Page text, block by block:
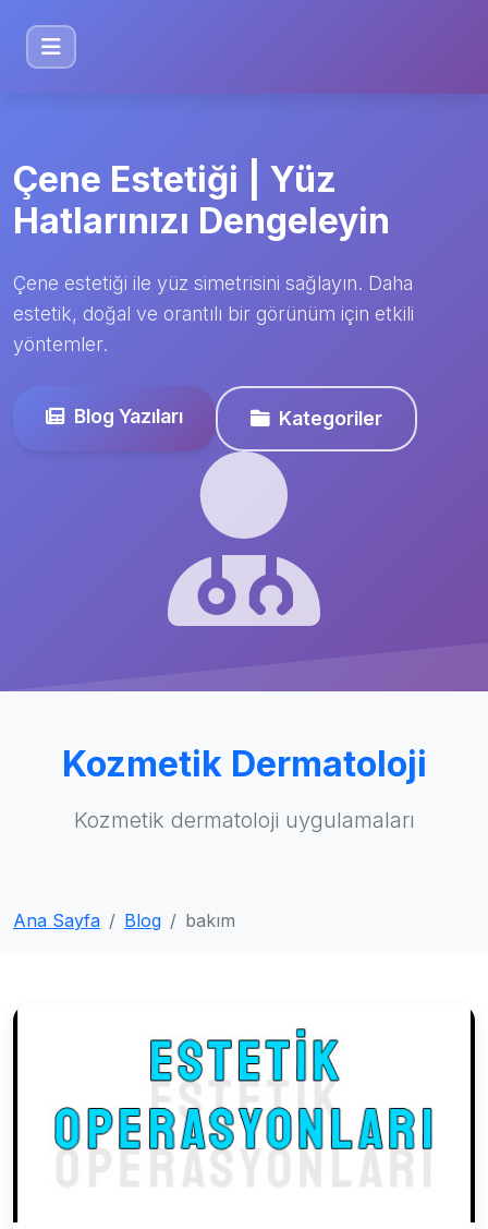
Çene Estetiği | Yüz
Hatlarınızı Dengeleyin
Çene estetiği ile yüz simetrisini sağlayın. Daha
estetik, doğal ve orantılı bir görünüm için etkili
yöntemler.
Blog Yazıları Kategoriler
Kozmetik Dermatoloji
Kozmetik dermatoloji uygulamaları
Ana Sayfa Blog bakım